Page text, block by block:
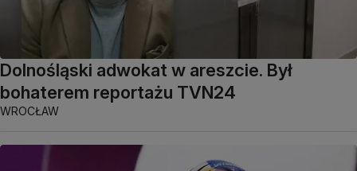
Dolnośląski adwokat w areszcie. Był
bohaterem reportażu TVN24
WROCŁAW